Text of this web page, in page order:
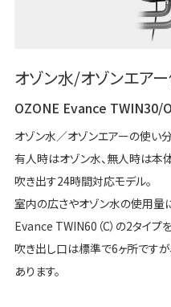
オゾン水/オゾンエア
OZONE Evance TWIN30/
オゾン水／オゾンエアーの使い
有人時はオゾン水、無人時は本
吹き出す24時間対応モデル。
室内の広さやオゾン水の使用量
Evance TWIN60（C）の2タイプ
吹き出し口は標準で6ヶ所です
あります。